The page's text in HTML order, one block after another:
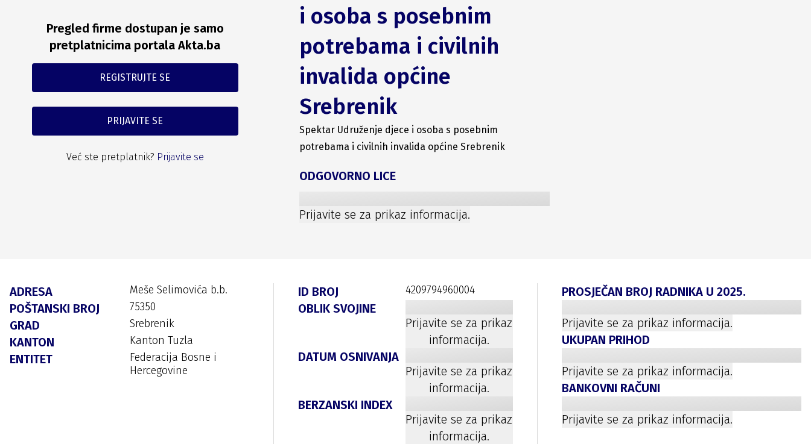
Pregled firme dostupan je samo
pretplatnicima portala Akta.ba
REGISTRUJTE SE
PRIJAVITE SE
Već ste pretplatnik? Prijavite se
i osoba s posebnim
potrebama i civilnih
invalida općine
Srebrenik
Spektar Udruženje djece i osoba s posebnim
potrebama i civilnih invalida općine Srebrenik
ODGOVORNO LICE
Prijavite se za prikaz informacija.
ADRESA Meše Selimovića b.b.
POŠTANSKI BROJ 75350
GRAD Srebrenik
KANTON Kanton Tuzla
ENTITET
Federacija Bosne i
Hercegovine
ID BROJ 4209794960004
OBLIK SVOJINE
Prijavite se za prikaz
informacija.
DATUM OSNIVANJA
Prijavite se za prikaz
informacija.
BERZANSKI INDEX
Prijavite se za prikaz
informacija.
PROSJEČAN BROJ RADNIKA U 2025.
Prijavite se za prikaz informacija.
UKUPAN PRIHOD
Prijavite se za prikaz informacija.
BANKOVNI RAČUNI
Prijavite se za prikaz informacija.